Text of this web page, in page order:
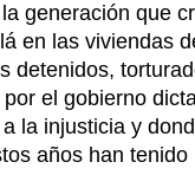
generación que
en las viviendas
detenidos,
el gobierno
la injusticia y
años han